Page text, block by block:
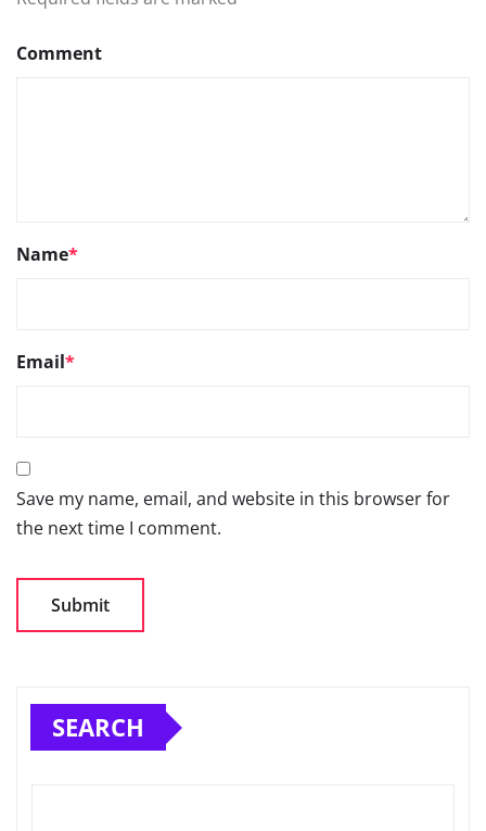
Comment
Name*
Email*
Save my name, email, and website in this browser for
the next time I comment.
SEARCH